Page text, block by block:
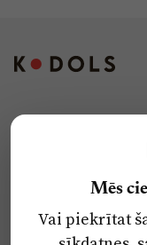
Kontakti
Privātuma politika
Ētikas kodekss
Mēs
Vai piekrītat